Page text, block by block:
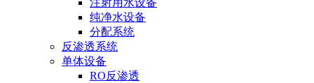
注射用水设备
纯净水设备
分配系统
反渗透系统
单体设备
RO反渗透